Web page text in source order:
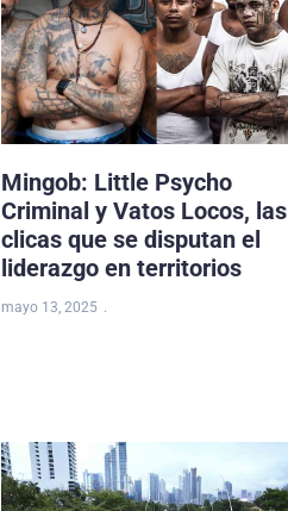
Mingob: Little Psycho
Criminal y Vatos Locos, las
clicas que se disputan el
liderazgo en territorios
mayo 13, 2025